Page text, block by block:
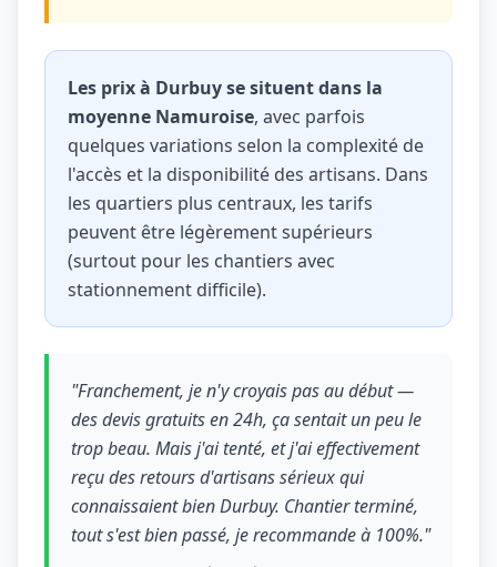
Les prix à Durbuy se situent dans la
moyenne Namuroise, avec parfois
quelques variations selon la complexité de
l'accès et la disponibilité des artisans. Dans
les quartiers plus centraux, les tarifs
peuvent être légèrement supérieurs
(surtout pour les chantiers avec
stationnement difficile).
"Franchement, je n'y croyais pas au début —
des devis gratuits en 24h, ça sentait un peu le
trop beau. Mais j'ai tenté, et j'ai effectivement
reçu des retours d'artisans sérieux qui
connaissaient bien Durbuy. Chantier terminé,
tout s'est bien passé, je recommande à 100%."